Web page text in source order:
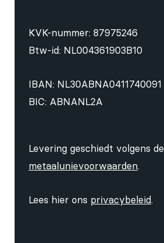
KVK-nummer: 87975246
Btw-id: NL004361903B10
IBAN: NL30ABNA0411740091
BIC: ABNANL2A
Levering geschiedt volgens de
metaalunievoorwaarden.
Lees hier ons privacybeleid.